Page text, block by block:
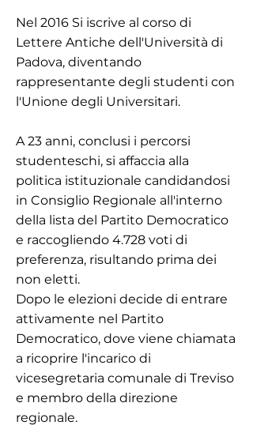
Nel 2016 Si iscrive al corso di
Lettere Antiche dell'Università di
Padova, diventando
rappresentante degli studenti con
l'Unione degli Universitari.
A 23 anni, conclusi i percorsi
studenteschi, si affaccia alla
politica istituzionale candidandosi
in Consiglio Regionale all'interno
della lista del Partito Democratico
e raccogliendo 4.728 voti di
preferenza, risultando prima dei
non eletti.
Dopo le elezioni decide di entrare
attivamente nel Partito
Democratico, dove viene chiamata
a ricoprire l'incarico di
vicesegretaria comunale di Treviso
e membro della direzione
regionale.